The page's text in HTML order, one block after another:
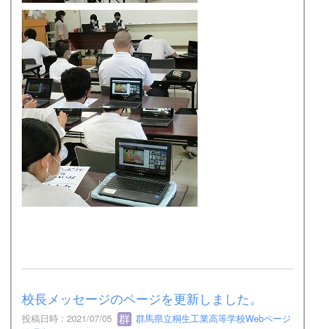
校長メッセージのページを更新しました。
投稿日時 : 2021/07/05
群馬県立桐生工業高等学校Webページ